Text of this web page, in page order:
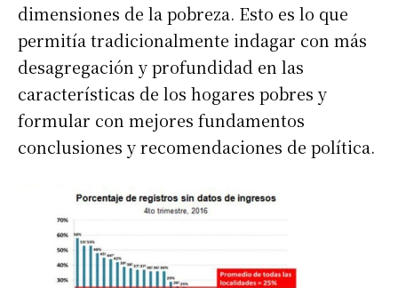
dimensiones de la pobreza. Esto es lo que
permitía tradicionalmente indagar con más
desagregación y profundidad en las
características de los hogares pobres y
formular con mejores fundamentos
conclusiones y recomendaciones de política.